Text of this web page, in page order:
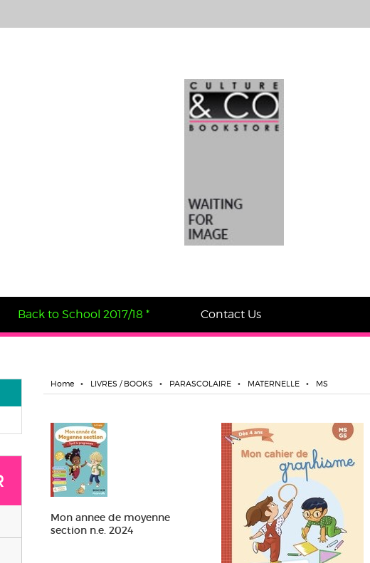
Back to School 2017/18 * Contact Us
Home LIVRES / BOOKS PARASCOLAIRE MATERNELLE MS
Mon annee de moyenne
section n.e. 2024